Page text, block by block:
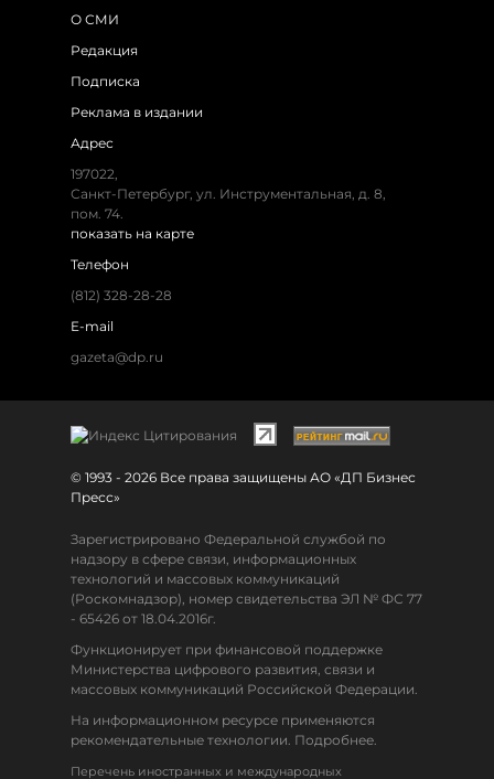
О СМИ
Редакция
Подписка
Реклама в издании
Адрес
197022,
Санкт-Петербург, ул. Инструментальная, д. 8,
пом. 74.
показать на карте
Телефон
(812) 328-28-28
E-mail
gazeta@dp.ru
© 1993 - 2026 Все права защищены АО «ДП Бизнес
Пресс»
Зарегистрировано Федеральной службой по
надзору в сфере связи, информационных
технологий и массовых коммуникаций
(Роскомнадзор), номер свидетельства ЭЛ № ФС 77
- 65426 от 18.04.2016г.
Функционирует при финансовой поддержке
Министерства цифрового развития, связи и
массовых коммуникаций Российской Федерации.
На информационном ресурсе применяются
рекомендательные технологии. Подробнее.
Перечень иностранных и международных